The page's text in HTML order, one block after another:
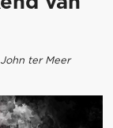
ter Meer